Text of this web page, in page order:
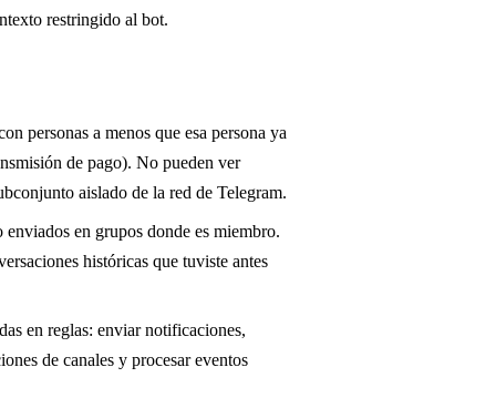
restringido al bot.
personas a menos que esa persona ya
de pago). No pueden ver
aislado de la red de Telegram.
en grupos donde es miembro.
históricas que tuviste antes
en reglas: enviar notificaciones,
de canales y procesar eventos